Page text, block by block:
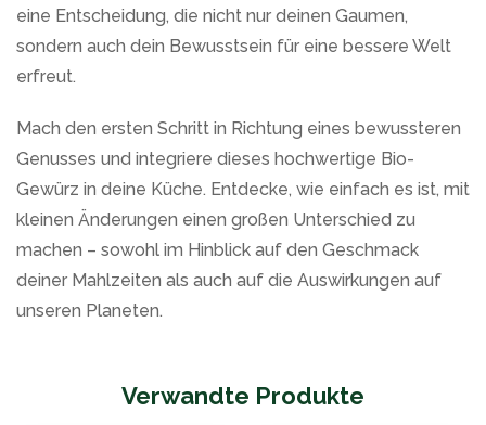
eine Entscheidung, die nicht nur deinen Gaumen,
sondern auch dein Bewusstsein für eine bessere Welt
erfreut.
Mach den ersten Schritt in Richtung eines bewussteren
Genusses und integriere dieses hochwertige Bio-
Gewürz in deine Küche. Entdecke, wie einfach es ist, mit
kleinen Änderungen einen großen Unterschied zu
machen – sowohl im Hinblick auf den Geschmack
deiner Mahlzeiten als auch auf die Auswirkungen auf
unseren Planeten.
Verwandte Produkte